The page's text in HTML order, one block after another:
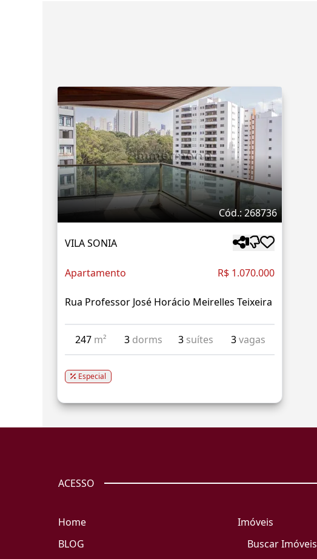
Cód.: 268736
VILA SONIA
Apartamento R$ 1.070.000
Rua Professor José Horácio Meirelles Teixeira
247 m² 3 dorms 3 suítes 3vagas
Especial
ACESSO
Home
BLOG
Imóveis
Buscar Imóveis